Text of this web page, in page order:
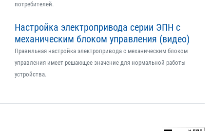
потребителей.
Настройка электропривода серии ЭПН с
механическим блоком управления (видео)
Правильная настройка электропривода с механическим блоком
управления имеет решающее значение для нормальной работы
устройства.